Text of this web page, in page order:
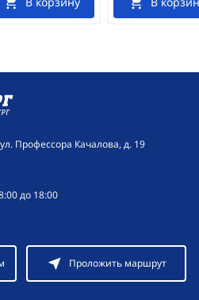
Профессора Качалова, д. 19
до 18:00
Проложить маршрут